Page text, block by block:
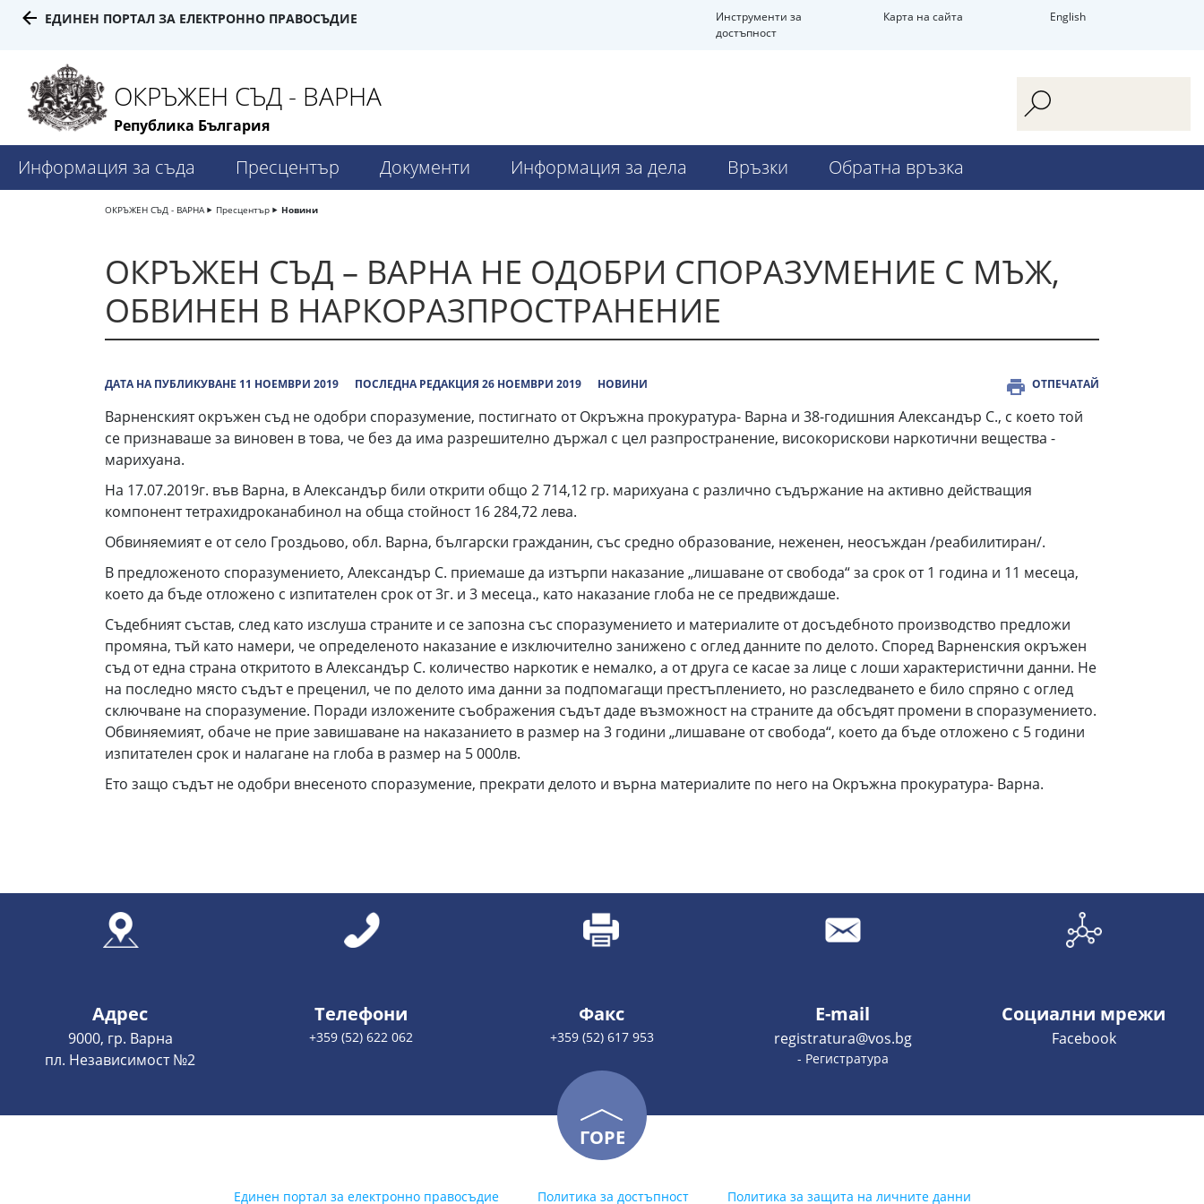
ЕДИНЕН ПОРТАЛ ЗА ЕЛЕКТРОННО ПРАВОСЪДИЕ
Инструменти за
достъпност
Карта на сайта English
ОКРЪЖЕН СЪД - ВАРНА
Република България
Информация за съда Пресцентър Документи Информация за дела Връзки Обратна връзка
ОКРЪЖЕН СЪД - ВАРНА Пресцентър Новини
ОКРЪЖЕН СЪД – ВАРНА НЕ ОДОБРИ СПОРАЗУМЕНИЕ С МЪЖ,
ОБВИНЕН В НАРКОРАЗПРОСТРАНЕНИЕ
ДАТА НА ПУБЛИКУВАНЕ 11 НОЕМВРИ 2019 ПОСЛЕДНА РЕДАКЦИЯ 26 НОЕМВРИ 2019 НОВИНИ ОТПЕЧАТАЙ
Варненският окръжен съд не одобри споразумение, постигнато от Окръжна прокуратура- Варна и 38-годишния Александър С., с което той
се признаваше за виновен в това, че без да има разрешително държал с цел разпространение, високорискови наркотични вещества -
марихуана.
На 17.07.2019г. във Варна, в Александър били открити общо 2 714,12 гр. марихуана с различно съдържание на активно действащия
компонент тетрахидроканабинол на обща стойност 16 284,72 лева.
Обвиняемият е от село Гроздьово, обл. Варна, български гражданин, със средно образование, неженен, неосъждан /реабилитиран/.
В предложеното споразумението, Александър С. приемаше да изтърпи наказание „лишаване от свобода“ за срок от 1 година и 11 месеца,
което да бъде отложено с изпитателен срок от 3г. и 3 месеца., като наказание глоба не се предвиждаше.
Съдебният състав, след като изслуша страните и се запозна със споразумението и материалите от досъдебното производство предложи
промяна, тъй като намери, че определеното наказание е изключително занижено с оглед данните по делото. Според Варненския окръжен
съд от една страна откритото в Александър С. количество наркотик е немалко, а от друга се касае за лице с лоши характеристични данни. Не
на последно място съдът е преценил, че по делото има данни за подпомагащи престъплението, но разследването е било спряно с оглед
сключване на споразумение. Поради изложените съображения съдът даде възможност на страните да обсъдят промени в споразумението.
Обвиняемият, обаче не прие завишаване на наказанието в размер на 3 години „лишаване от свобода“, което да бъде отложено с 5 години
изпитателен срок и налагане на глоба в размер на 5 000лв.
Ето защо съдът не одобри внесеното споразумение, прекрати делото и върна материалите по него на Окръжна прокуратура- Варна.
Адрес
9000, гр. Варна
пл. Независимост №2
Телефони
+359 (52) 622 062
Факс
+359 (52) 617 953
E-mail
registratura@vos.bg
- Регистратура
Социални мрежи
Facebook
ГОРЕ
Единен портал за електронно правосъдие Политика за достъпност Политика за защита на личните данни